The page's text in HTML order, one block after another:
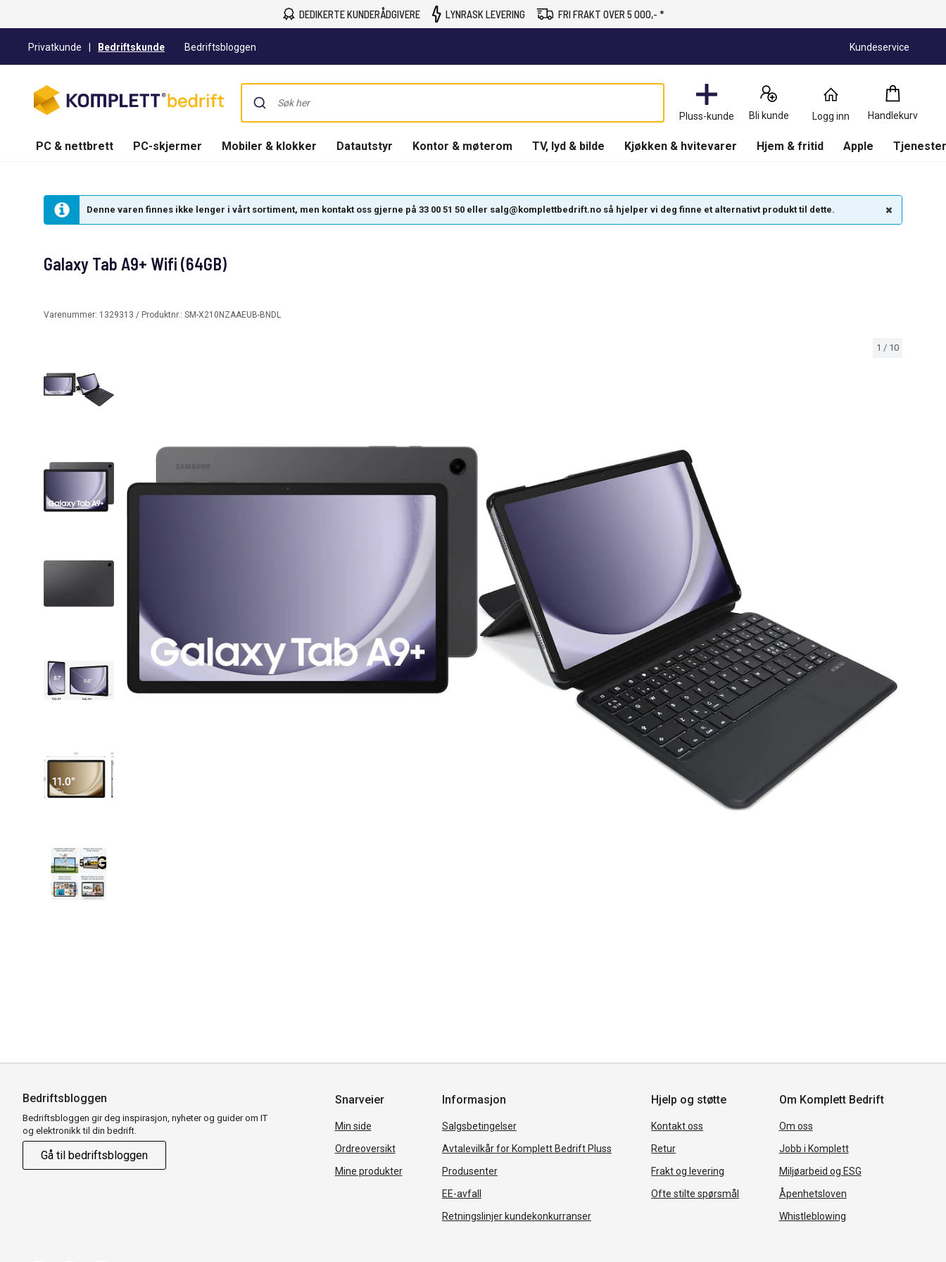
DEDIKERTE KUNDERÅDGIVERE LYNRASK LEVERING FRI FRAKT OVER 5 000,- *
Privatkunde Bedriftskunde Bedriftsbloggen Kundeservice
Pluss-kunde Bli kunde Logg inn Handlekurv
Handlekurv
0
Produkter
PC & nettbrett PC-skjermer Mobiler & klokker Datautstyr Kontor & møterom TV, lyd & bilde Kjøkken & hvitevarer Hjem & fritid Apple
Denne varen finnes ikke lenger i vårt sortiment, men kontakt oss gjerne på 33 00 51 50 eller salg@komplettbedrift.no så hjelper vi deg finne et alternativt produkt til dette.
1 / 10
Galaxy Tab A9+ Wifi (64GB)
Varenummer: 1329313 / Produktnr.: SM-X210NZAAEUB-BNDL
Bedriftsbloggen
Bedriftsbloggen gir deg inspirasjon, nyheter og guider om IT
og elektronikk til din bedrift.
Gå til bedriftsbloggen
Snarveier
Min side
Ordreoversikt
Mine produkter
Informasjon
Salgsbetingelser
Avtalevilkår for Komplett Bedrift Pluss
Produsenter
EE-avfall
Retningslinjer kundekonkurranser
Hjelp og støtte
Kontakt oss
Retur
Frakt og levering
Ofte stilte spørsmål
Om Komplett Bedrift
Om oss
Jobb i Komplett
Miljøarbeid og ESG
Åpenhetsloven
Whistleblowing